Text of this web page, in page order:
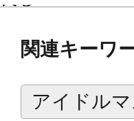
誕生日を祝う
担当アイドル
関連キーワ
アイドル